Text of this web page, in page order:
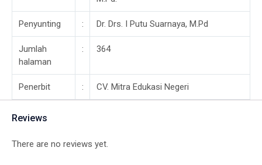
quantity
Penyunting : Dr. Drs. I Putu Suarnaya, M.Pd
Jumlah
halaman
: 364
Penerbit : CV. Mitra Edukasi Negeri
Reviews
There are no reviews yet.